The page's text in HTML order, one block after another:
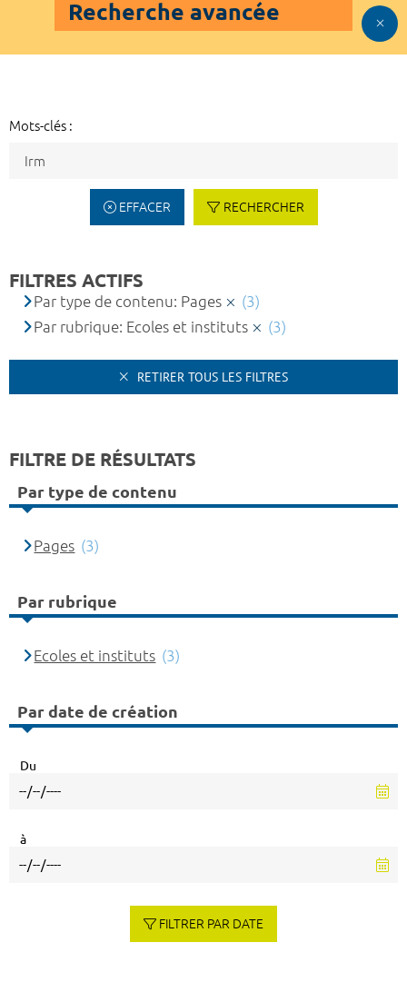
Recherche avancée
Mots-clés :
EFFACER RECHERCHER
FILTRES ACTIFS
Par type de contenu: Pages
(3)
Par rubrique: Ecoles et instituts
(3)
RETIRER TOUS LES FILTRES
FILTRE DE RÉSULTATS
Par type de contenu
Pages (3)
Par rubrique
Ecoles et instituts (3)
Par date de création
Du
à
FILTRER PAR DATE